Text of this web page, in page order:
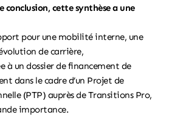
conclusion, cette synthèse a une
pour une mobilité interne, une
de carrière,
à un dossier de financement de
dans le cadre d’un Projet de
(PTP) auprès de Transitions Pro,
importance.